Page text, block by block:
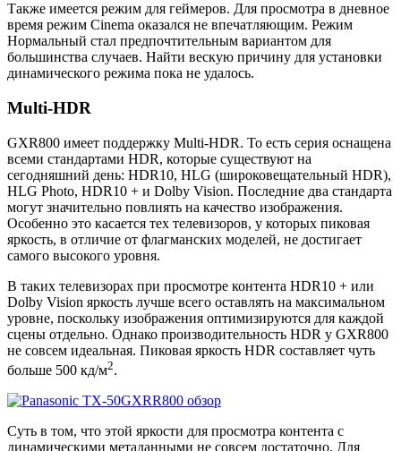
Также имеется режим для геймеров. Для просмотра в дневное
время режим Cinema оказался не впечатляющим. Режим
Нормальный стал предпочтительным вариантом для
большинства случаев. Найти вескую причину для установки
динамического режима пока не удалось.
Multi-HDR
GXR800 имеет поддержку Multi-HDR. То есть серия оснащена
всеми стандартами HDR, которые существуют на
сегодняшний день: HDR10, HLG (широковещательный HDR),
HLG Photo, HDR10 + и Dolby Vision. Последние два стандарта
могут значительно повлиять на качество изображения.
Особенно это касается тех телевизоров, у которых пиковая
яркость, в отличие от флагманских моделей, не достигает
самого высокого уровня.
В таких телевизорах при просмотре контента HDR10 + или
Dolby Vision яркость лучше всего оставлять на максимальном
уровне, поскольку изображения оптимизируются для каждой
сцены отдельно. Однако производительность HDR у GXR800
не совсем идеальная. Пиковая яркость HDR составляет чуть
больше 500 кд/м2.
Суть в том, что этой яркости для просмотра контента с
динамическими метаданными не совсем достаточно. Для